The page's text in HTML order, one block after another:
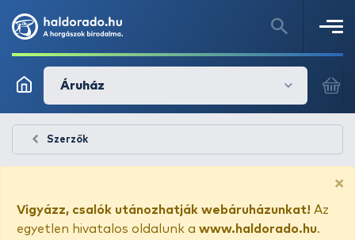
Áruház
Szerzők
×
Vigyázz, csalók utánozhatják webáruházunkat! Az
egyetlen hivatalos oldalunk a www.haldorado.hu.